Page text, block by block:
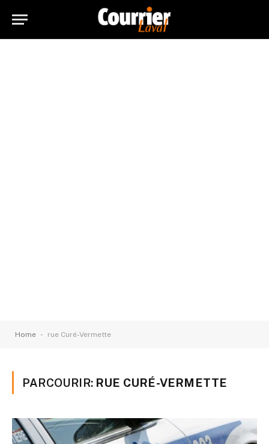
Home - rue Curé-Vermette
PARCOURIR: RUE CURÉ-VERMETTE